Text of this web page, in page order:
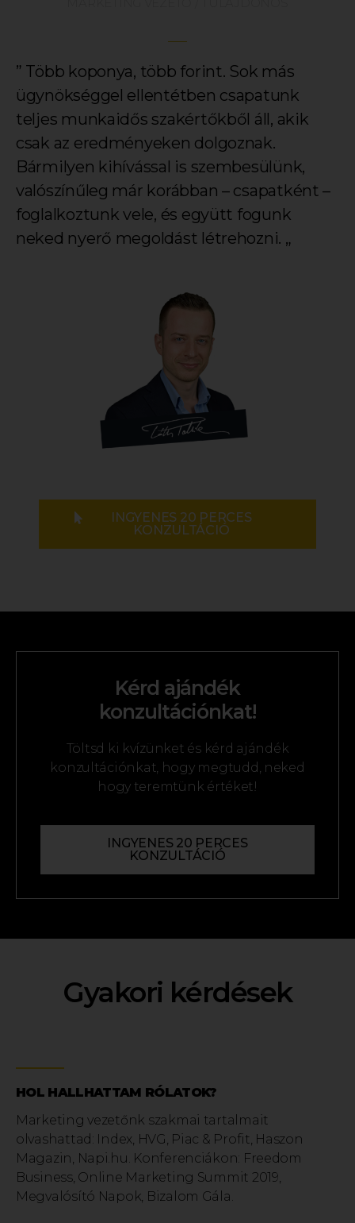
” Több koponya, több forint. Sok más
ügynökséggel ellentétben csapatunk
teljes munkaidős szakértőkből áll, akik
csak az eredményeken dolgoznak.
Bármilyen kihívással is szembesülünk,
valószínűleg már korábban – csapatként –
foglalkoztunk vele, és együtt fogunk
neked nyerő megoldást létrehozni. „
INGYENES 20 PERCES
KONZULTÁCIÓ
Kérd ajándék
konzultációnkat!
Töltsd ki kvízünket és kérd ajándék
konzultációnkat, hogy megtudd, neked
hogy teremtünk értéket!
INGYENES 20 PERCES
KONZULTÁCIÓ
Gyakori kérdések
HOL HALLHATTAM RÓLATOK?
Marketing vezetőnk szakmai tartalmait
olvashattad: Index, HVG, Piac & Profit, Haszon
Magazin, Napi.hu. Konferenciákon: Freedom
Business, Online Marketing Summit 2019,
Megvalósító Napok, Bizalom Gála.